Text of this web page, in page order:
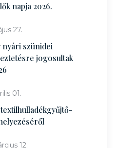
napja 2026.
27.
szünidei
jogosultak
01.
12.